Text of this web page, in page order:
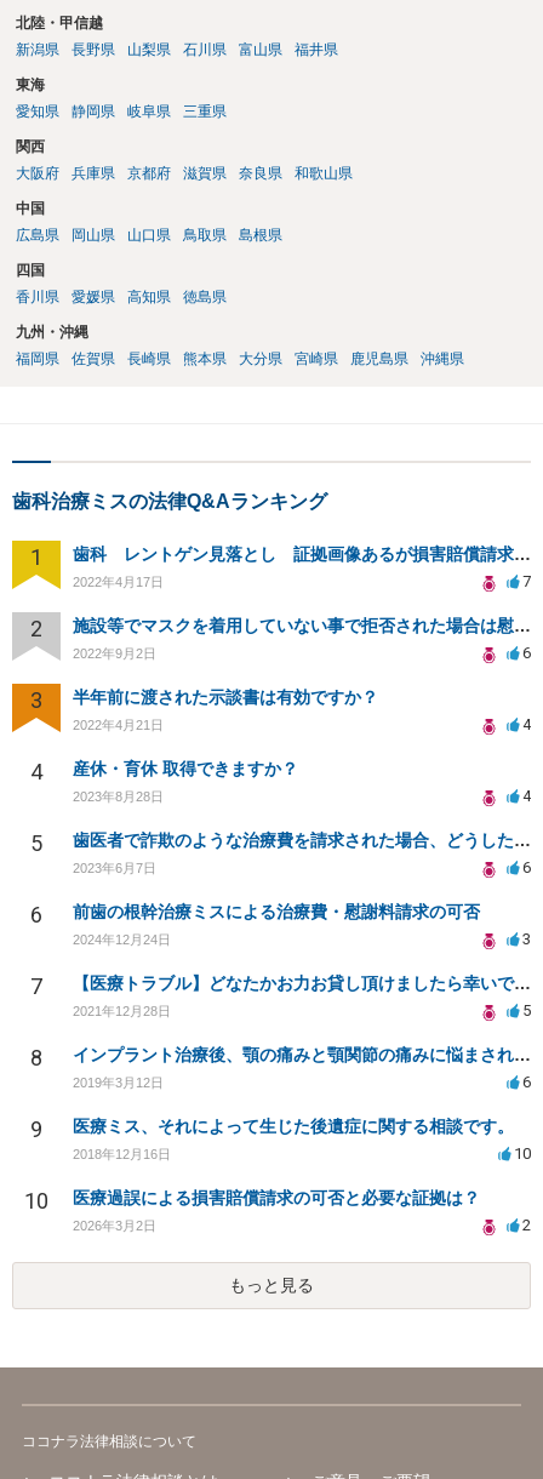
利用されないことを利用規約等で明記しているサービスを選定する。
としてプロンプトに入力してはならない情報を具体的に定める。 利用
規約の確認: 生成AIサービスを利用する際は、利用規約やプライバシー
ポリシーを十分に確認することを義務付ける。 また、職員からの相談
ることも重要です。 職員への教育・周知徹底 生成AIの特性、リスク、
院内ガイドラインの内容について、全職員を対象とした研修を実施
し、適切な利用に関するリテラシーの向上とルールの周知徹底を図る
必要があります。 患者への説明 生成AIを診療の補助などに利用する場
て、患者に丁寧に説明することが重要です。これは、インフォーム
ド・コンセントの観点からも、患者の自己決定権を尊重するために求
められる対応と考えられます。
北陸・甲信越
新潟県
長野県 山梨県 石川県 富山県 福井県
東海
愛知県
静岡県 岐阜県 三重県
関西
大阪府
兵庫県 京都府 滋賀県 奈良県 和歌山県
中国
広島県
岡山県 山口県 鳥取県 島根県
四国
香川県
愛媛県 高知県 徳島県
九州・沖縄
福岡県
佐賀県 長崎県 熊本県 大分県 宮崎県 鹿児島県 沖縄県
歯科治療ミスの法律Q&Aランキング
1 歯科 レントゲン見落とし 証拠画像あるが損害賠償請求出来ますでしょうか？
2022年4月17日 7
2 施設等でマスクを着用していない事で拒否された場合は慰謝料を請求できるでしょうか？
2022年9月2日 6
3 半年前に渡された示談書は有効ですか？
2022年4月21日 4
4 産休・育休 取得できますか？
2023年8月28日 4
5 歯医者で詐欺のような治療費を請求された場合、どうしたらよいでしょうか？
2023年6月7日 6
6 前歯の根幹治療ミスによる治療費・慰謝料請求の可否
2024年12月24日 3
7 【医療トラブル】どなたかお力お貸し頂けましたら幸いです。
2021年12月28日 5
8 インプラント治療後、顎の痛みと顎関節の痛みに悩まされている。手術費と慰謝料請求は出来ますか？
2019年3月12日 6
9 医療ミス、それによって生じた後遺症に関する相談です。
2018年12月16日 10
10 医療過誤による損害賠償請求の可否と必要な証拠は？
2026年3月2日 2
もっと見る
ココナラ法律相談について